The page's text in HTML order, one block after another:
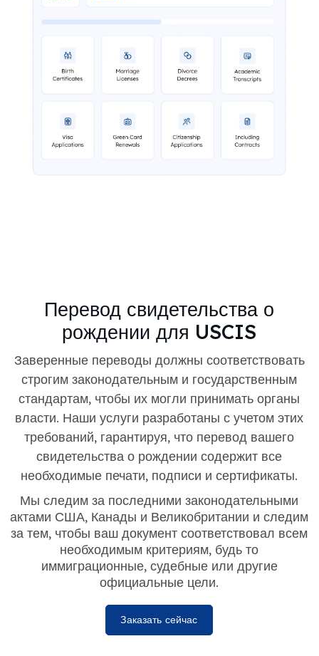
Перевод свидетельства о
рождении для USCIS
Заверенные переводы должны соответствовать
строгим законодательным и государственным
стандартам, чтобы их могли принимать органы
власти. Наши услуги разработаны с учетом этих
требований, гарантируя, что перевод вашего
свидетельства о рождении содержит все
необходимые печати, подписи и сертификаты.
Мы следим за последними законодательными
актами США, Канады и Великобритании и следим
за тем, чтобы ваш документ соответствовал всем
необходимым критериям, будь то
иммиграционные, судебные или другие
официальные цели.
Заказать сейчас